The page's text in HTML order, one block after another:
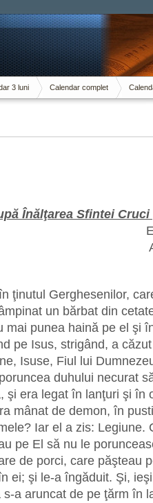
3 luni Calendar complet
Înălţarea Sfintei
ţinutul Gerghesenilor,
un bărbat din
mai punea haină pe el şi
pe Isus, strigând, a
Isuse, Fiul lui
duhului necurat
şi era legat în lanţuri şi în
mânat de demon, în
Iar el a zis: Legiune.
pe El să nu le
de porci, care păşteau
ei; şi le-a îngăduit. Şi,
a aruncat de pe ţărm în